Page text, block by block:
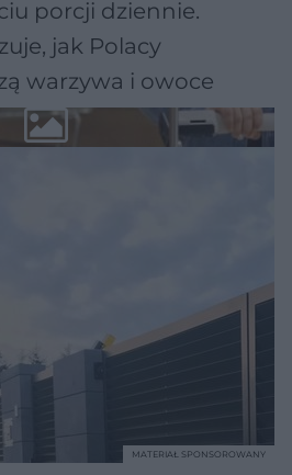
porcji dziennie.
jak Polacy
warzywa i owoce
MATERIAŁ SPONSOROWANY